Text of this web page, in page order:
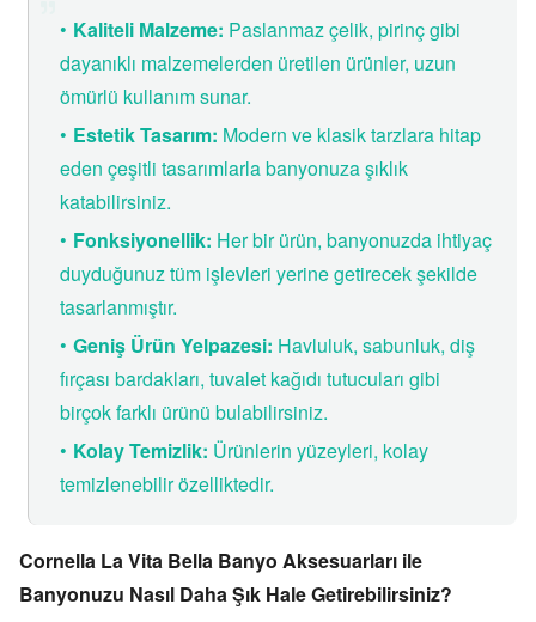
Kaliteli Malzeme: Paslanmaz çelik, pirinç gibi
dayanıklı malzemelerden üretilen ürünler, uzun
ömürlü kullanım sunar.
Estetik Tasarım: Modern ve klasik tarzlara hitap
eden çeşitli tasarımlarla banyonuza şıklık
katabilirsiniz.
Fonksiyonellik: Her bir ürün, banyonuzda ihtiyaç
duyduğunuz tüm işlevleri yerine getirecek şekilde
tasarlanmıştır.
Geniş Ürün Yelpazesi: Havluluk, sabunluk, diş
fırçası bardakları, tuvalet kağıdı tutucuları gibi
birçok farklı ürünü bulabilirsiniz.
Kolay Temizlik: Ürünlerin yüzeyleri, kolay
temizlenebilir özelliktedir.
Cornella La Vita Bella Banyo Aksesuarları ile
Banyonuzu Nasıl Daha Şık Hale Getirebilirsiniz?